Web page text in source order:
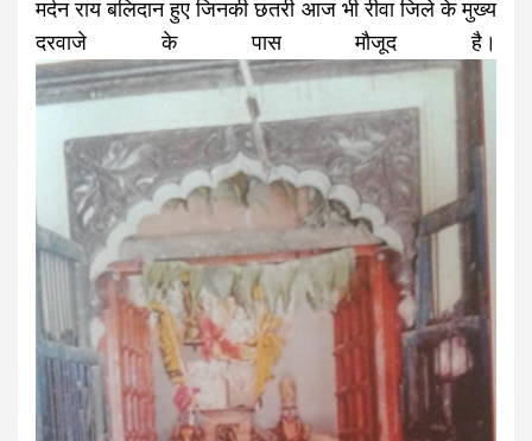
मर्दन राय बलिदान हुए जिनकी छतरी आज भी रीवा जिले के मुख्य
दरवाजे के पास मौजूद है।